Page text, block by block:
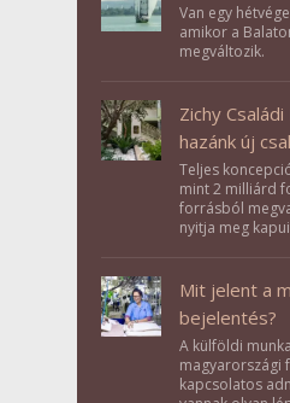
Van egy
amikor a
megváltozik.
Zichy
hazánk új
Teljes
mint 2 milliárd
forrásból
nyitja meg
Mit jelent a
bejelentés?
A külföldi
magyarországi
kapcsolatos